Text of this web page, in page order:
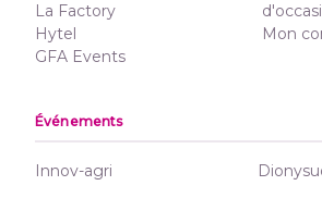
La Factory
Hytel
GFA Events
Mon
Événements
Innov-agri